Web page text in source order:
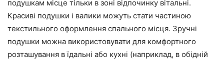
подушкам місце тільки в зоні відпочинку вітальні.
Красиві подушки і валики можуть стати частиною
текстильного оформлення спального місця. Зручні
подушки можна використовувати для комфортного
розташування в їдальні або кухні (наприклад, в обідній